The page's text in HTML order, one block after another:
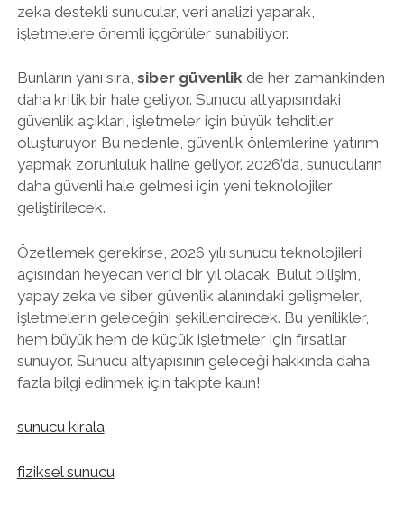
zeka destekli sunucular, veri analizi yaparak,
işletmelere önemli içgörüler sunabiliyor.
Bunların yanı sıra, siber güvenlikde her zamankinden
daha kritik bir hale geliyor. Sunucu altyapısındaki
güvenlik açıkları, işletmeler için büyük tehditler
oluşturuyor. Bu nedenle, güvenlik önlemlerine yatırım
yapmak zorunluluk haline geliyor. 2026’da, sunucuların
daha güvenli hale gelmesi için yeni teknolojiler
geliştirilecek.
Özetlemek gerekirse, 2026 yılı sunucu teknolojileri
açısından heyecan verici bir yıl olacak. Bulut bilişim,
yapay zeka ve siber güvenlik alanındaki gelişmeler,
işletmelerin geleceğini şekillendirecek. Bu yenilikler,
hem büyük hem de küçük işletmeler için fırsatlar
sunuyor. Sunucu altyapısının geleceği hakkında daha
fazla bilgi edinmek için takipte kalın!
sunucu kirala
fiziksel sunucu